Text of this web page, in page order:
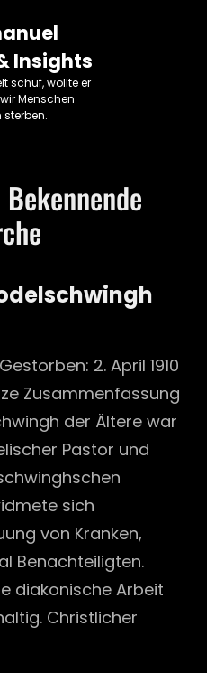
Insights
schuf, wollte er
Menschen
Bekennende
2. April 1910
Zusammenfassung
der Ältere war
Pastor und
sich
von Kranken,
Benachteiligten.
diakonische Arbeit
Christlicher